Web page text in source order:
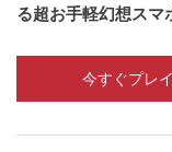
る超お手軽幻想スマ
今すぐプレイ